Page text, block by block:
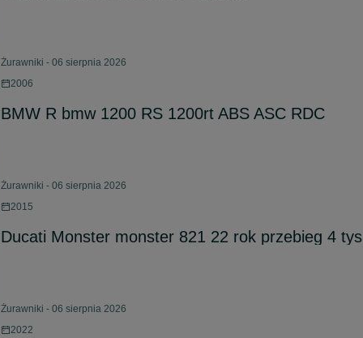
Żurawniki - 06 sierpnia 2026
2006
BMW R bmw 1200 RS 1200rt ABS ASC RDC
Żurawniki - 06 sierpnia 2026
2015
Ducati Monster monster 821 22 rok przebieg 4 tys
Żurawniki - 06 sierpnia 2026
2022